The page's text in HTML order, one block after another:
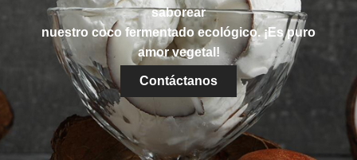
saborear
nuestro coco fermentado ecológico. ¡Es puro
amor vegetal!
Contáctanos